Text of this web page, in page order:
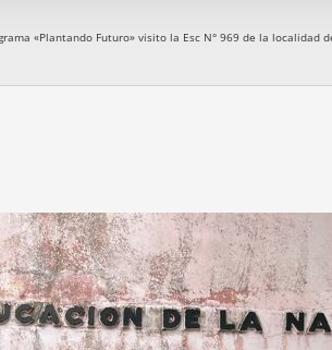
«Plantando Futuro» visito la Esc N° 969 de la localidad